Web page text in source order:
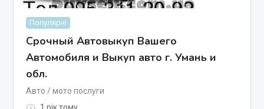
Популярні
Срочный Автовыкуп Вашего
Автомобиля и Выкуп авто г. Умань и
обл.
Авто / мото послуги